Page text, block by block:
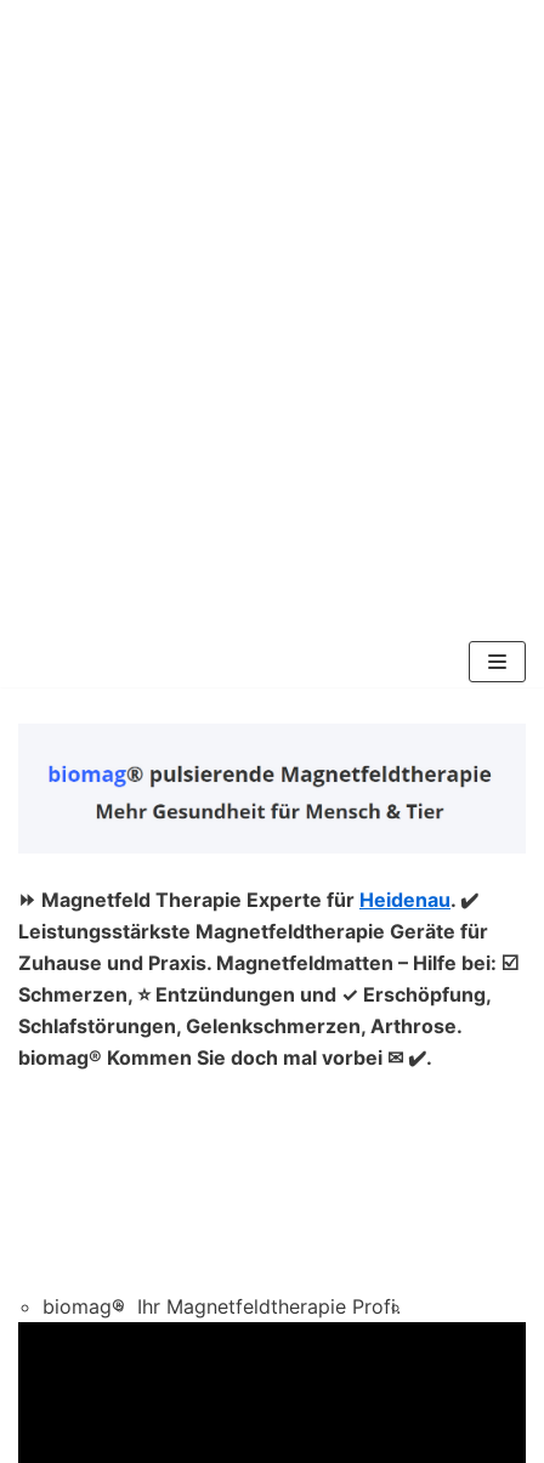
springen
⏩ Magnetfeld Therapie Experte für Heidenau. ✔️
Leistungsstärkste Magnetfeldtherapie Geräte für
Zuhause und Praxis. Magnetfeldmatten – Hilfe bei: ☑️
Schmerzen, ⭐ Entzündungen und ✓ Erschöpfung,
Schlafstörungen, Gelenkschmerzen, Arthrose.
biomag® Kommen Sie doch mal vorbei ✉ ✔️.
biomag® Ihr Magnetfeldtherapie Profi.